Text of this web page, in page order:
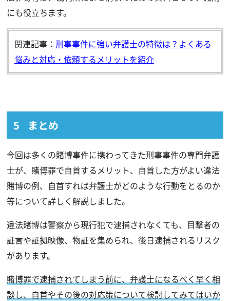
にも役立ちます。
関連記事： 刑事事件に強い弁護士の特徴は？よくある
悩みと対応・依頼するメリットを紹介
まとめ
今回は多くの賭博事件に携わってきた刑事事件の専門弁護
士が、賭博罪で自首するメリット、自首した方がよい違法
賭博の例、自首すれば弁護士がどのような行動をとるのか
等について詳しく解説しました。
違法賭博は警察から現行犯で逮捕されなくても、目撃者の
証言や証拠映像、物証を集められ、後日逮捕されるリスク
があります。
賭博罪で逮捕されてしまう前に、弁護士になるべく早く相
談し、自首やその後の対応策について検討してみてはいか